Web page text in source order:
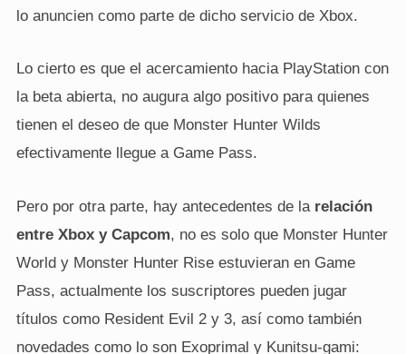
lo anuncien como parte de dicho servicio de Xbox.
Lo cierto es que el acercamiento hacia PlayStation con
la beta abierta, no augura algo positivo para quienes
tienen el deseo de que Monster Hunter Wilds
efectivamente llegue a Game Pass.
Pero por otra parte, hay antecedentes de la relación
entre Xbox y Capcom, no es solo que Monster Hunter
World y Monster Hunter Rise estuvieran en Game
Pass, actualmente los suscriptores pueden jugar
títulos como Resident Evil 2 y 3, así como también
novedades como lo son Exoprimal y Kunitsu-gami: